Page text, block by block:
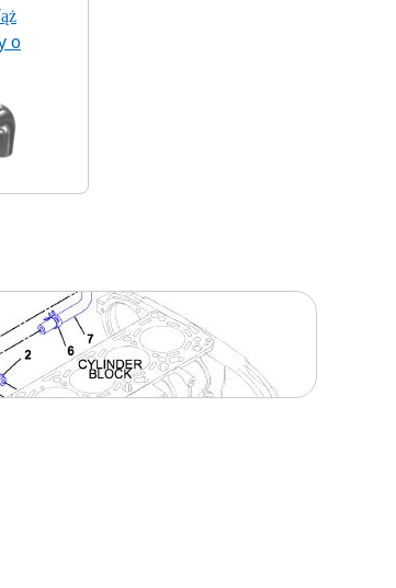
o